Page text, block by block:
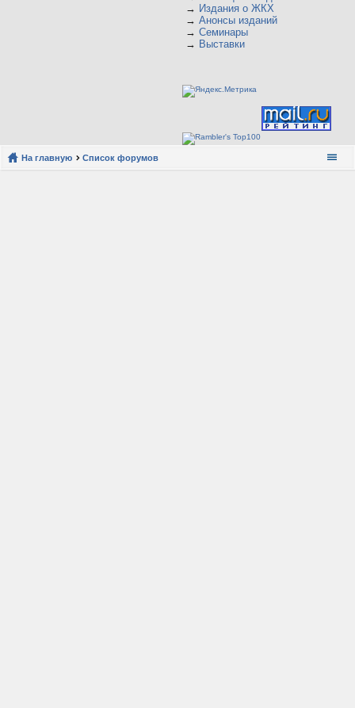
→ Издания о ЖКХ
→ Анонсы изданий
→ Семинары
→ Выставки
На главную Список форумов